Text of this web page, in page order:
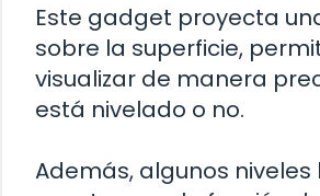
Este gadget proyecta
sobre la superficie,
visualizar de manera
está nivelado o no.
Además, algunos niveles